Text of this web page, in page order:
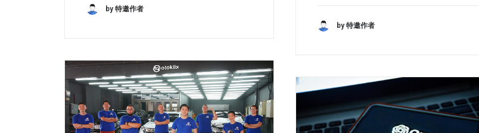
by 特邀作者
by 特邀作者